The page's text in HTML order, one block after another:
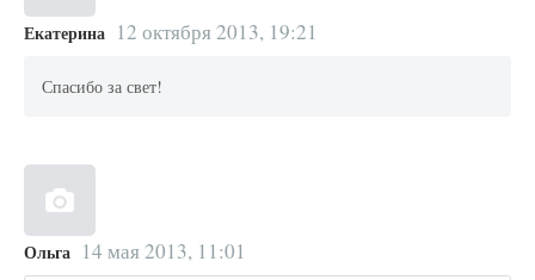
Екатерина 12 октября 2013, 19:21
Спасибо за свет!
Ольга 14 мая 2013, 11:01